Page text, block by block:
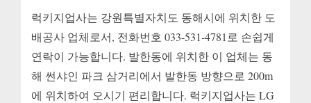
럭키지업사는 강원특별자치도 동해시에 위치한 도
배공사 업체로서, 전화번호 033-531-4781로 손쉽게
연락이 가능합니다. 발한동에 위치한 이 업체는 동
해 썬샤인 파크 삼거리에서 발한동 방향으로 200m
에 위치하여 오시기 편리합니다. 럭키지업사는 LG